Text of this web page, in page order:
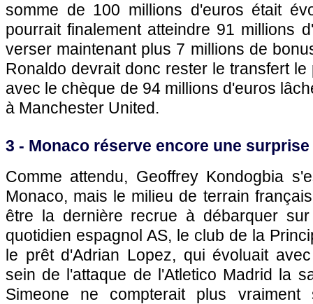
somme de 100 millions d'euros était
pourrait finalement atteindre 91 millions
verser maintenant plus 7 millions de
Ronaldo devrait donc rester le transfert
avec le chèque de 94 millions d'euros
à Manchester United.
3 - Monaco réserve encore une surprise
Comme attendu, Geoffrey Kondogbia
Monaco, mais le milieu de terrain
être la dernière recrue à débarquer
quotidien espagnol AS, le club de la
le prêt d'Adrian Lopez, qui évoluait
sein de l'attaque de l'Atletico Madrid la
Simeone ne compterait plus